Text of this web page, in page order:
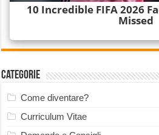
Categorie
Come diventare?
Curriculum Vitae